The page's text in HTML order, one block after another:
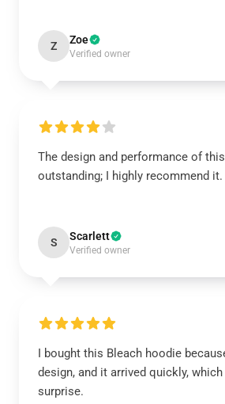
Z Zoe
Verified owner
The design and performance of
outstanding; I highly recommend it.
S Scarlett
Verified owner
I bought this Bleach hoodie
design, and it arrived quickly,
surprise.